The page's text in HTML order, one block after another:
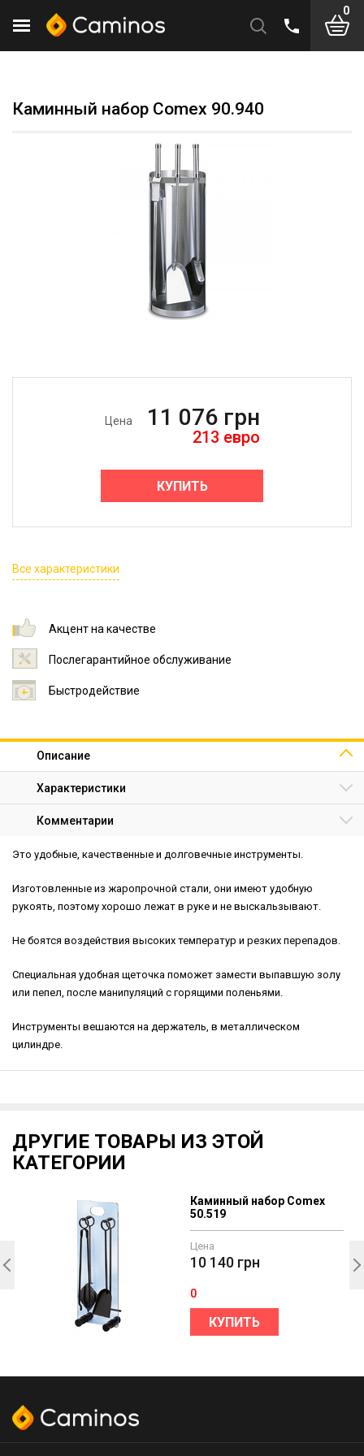
0
Каминный набор Comex 90.940
Цена 11 076 грн
213 евро
КУПИТЬ
Все характеристики
Акцент на качестве
Послегарантийное обслуживание
Быстродействие
Описание
Характеристики
Комментарии
Это удобные, качественные и долговечные инструменты.
Изготовленные из жаропрочной стали, они имеют удобную
рукоять, поэтому хорошо лежат в руке и не выскальзывают.
Не боятся воздействия высоких температур и резких перепадов.
Специальная удобная щеточка поможет замести выпавшую золу
или пепел, после манипуляций с горящими поленьями.
Инструменты вешаются на держатель, в металлическом
цилиндре.
ДРУГИЕ ТОВАРЫ ИЗ ЭТОЙ
КАТЕГОРИИ
Каминный набор Comex
50.519
Цена
10 140 грн
0
КУПИТЬ